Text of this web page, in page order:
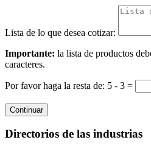
Lista de lo que desea cotizar:
Importante: la lista de productos
caracteres.
Por favor haga la resta de: 5 - 3 =
Continuar
Directorios de las industrias